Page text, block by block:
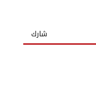
شارك